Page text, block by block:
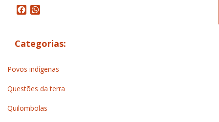
Facebook
Categorias:
Povos indígenas
Questões da terra
Quilombolas